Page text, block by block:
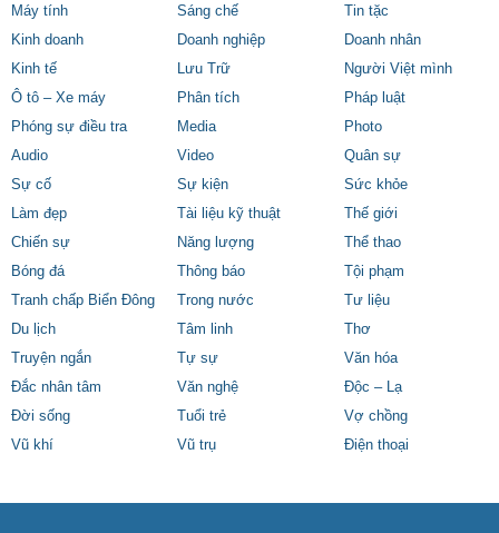
Máy tính
Sáng chế
Tin tặc
Kinh doanh
Doanh nghiệp
Doanh nhân
Kinh tế
Lưu Trữ
Người Việt mình
Ô tô – Xe máy
Phân tích
Pháp luật
Phóng sự điều tra
Media
Photo
Audio
Video
Quân sự
Sự cố
Sự kiện
Sức khỏe
Làm đẹp
Tài liệu kỹ thuật
Thế giới
Chiến sự
Năng lượng
Thể thao
Bóng đá
Thông báo
Tội phạm
Tranh chấp Biển Đông
Trong nước
Tư liệu
Du lịch
Tâm linh
Thơ
Truyện ngắn
Tự sự
Văn hóa
Đắc nhân tâm
Văn nghệ
Độc – Lạ
Đời sống
Tuổi trẻ
Vợ chồng
Vũ khí
Vũ trụ Điện thoại